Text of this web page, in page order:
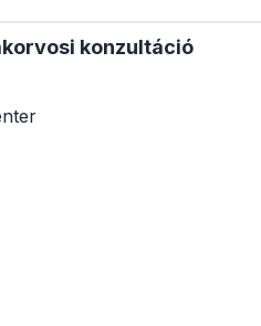
konzultáció